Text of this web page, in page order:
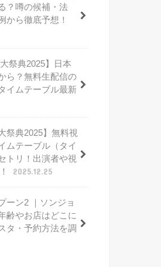
？噂の候補・法
から徹底予想！
祭典2025】日本
ら？無料生配信の
イムテーブル最新
祭典2025】無料視
ムテーブル（タイ
トリ！出演者や視
2025.12.25
ーン2 ｜ソンジョ
齢やお店はどこに
タ・予約方法を調